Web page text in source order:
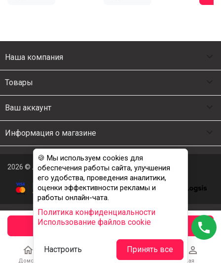
Наша компания
Товары
Ваш аккаунт
Информация о магазине
2026 © Люкс Постель
🍪 Мы используем cookies для
обеспечения работы сайта, улучшения
его удобства, проведения аналитики,
оценки эффективности рекламы и
работы онлайн-чата.
Политика конфиденциальности
Использование файлов cookie
Настроить Принять все
phone
заказать

Домой

Корзина

Избранное

Учетная